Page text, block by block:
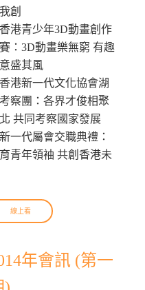
創
港青少年3D動畫創作
：3D動畫樂無窮 有趣
盛其風
港新一代文化協會湖
察團：各界才俊相聚
共同考察國家發展
一代屬會交職典禮：
青年領袖 共創香港未
線上看
年會訊 (第一